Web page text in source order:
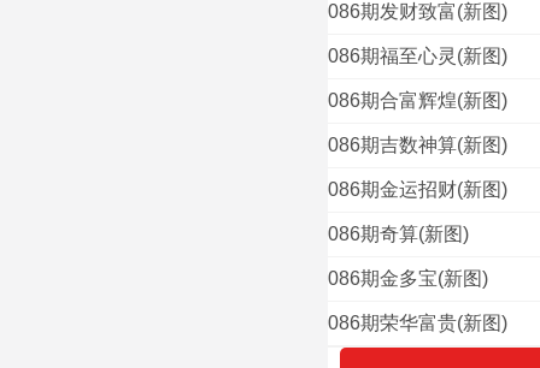
086期发财致富(新图)
086期福至心灵(新图)
086期合富辉煌(新图)
086期吉数神算(新图)
086期金运招财(新图)
086期奇算(新图)
086期金多宝(新图)
086期荣华富贵(新图)